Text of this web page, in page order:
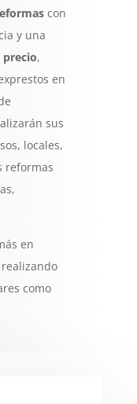
con
y una
precio,
en
sus
locales,
reformas
en
como